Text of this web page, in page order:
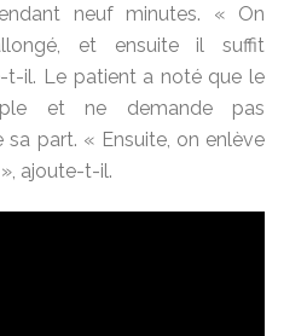
neuf minutes. « On
et ensuite il suffit
t-il. Le patient a noté que le
et ne demande pas
sa part. « Ensuite, on enlève
ajoute-t-il.